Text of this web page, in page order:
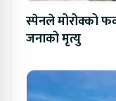
स्पेनले मोरोक्को
जनाको मृत्यु